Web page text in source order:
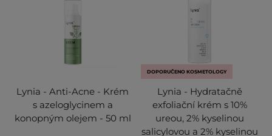
Lynia - Anti-Acne - Krém
s azeloglycinem a
konopným olejem - 50 ml
DOPORUČENO KOSMETOLOGY
Lynia - Hydratačně
exfoliační krém s 10%
ureou, 2% kyselinou
salicylovou a 2% kyselinou